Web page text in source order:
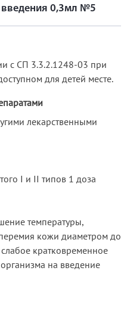
введения 0,3мл №5
с СП 3.3.2.1248-03 при
для детей месте.
лекарственными
I и II типов 1 доза
температуры,
кожи диаметром до
кратковременное
на введение